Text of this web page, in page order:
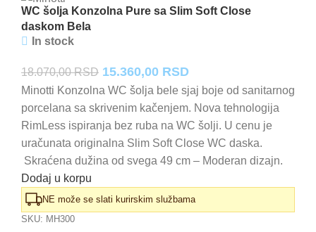
WC šolja Konzolna Pure sa Slim Soft Close
daskom Bela
In stock
18.070,00RSD Originalna
cena
je
bila:
18.070,00 RSD.
15.360,00 RSDTrenutna
cena
je:
15.360,00 RSD.
Minotti Konzolna WC šolja bele sjaj boje od sanitarnog
porcelana sa skrivenim kačenjem. Nova tehnologija
RimLess ispiranja bez ruba na WC šolji. U cenu je
uračunata originalna Slim Soft Close WC daska.
Skraćena dužina od svega 49 cm – Moderan dizajn.
Dodaj u korpu
NE može se slati kurirskim službama
SKU: MH300